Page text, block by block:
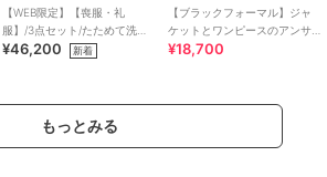
【WEB限定】【喪服・礼
服】/3点セット/たためて洗え
るブラックフォーマル /卒業式/
¥46,200 新着
【ブラックフォーマル】ジャ
ケットとワンピースのアンサ
ンブル/卒業式/卒園式/喪服
¥18,700
もっとみる